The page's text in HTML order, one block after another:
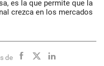
es la que permite que la
crezca en los mercados
de